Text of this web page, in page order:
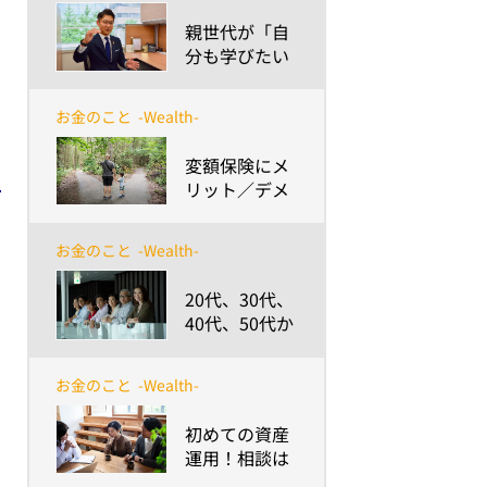
​親世代が「自
分も学びたい
ピック」と
は？～大人は
ただ学ぶより
も、信頼でき
る「聞けるひ
が重要～
お金のこと -Wealth-
​変額保険にメ
リット／デメ
とは？
お金のこと -Wealth-
​20代、30代、
40代、50代か
ポイントや心
お金のこと -Wealth-
​初めての資産
運用！相談は